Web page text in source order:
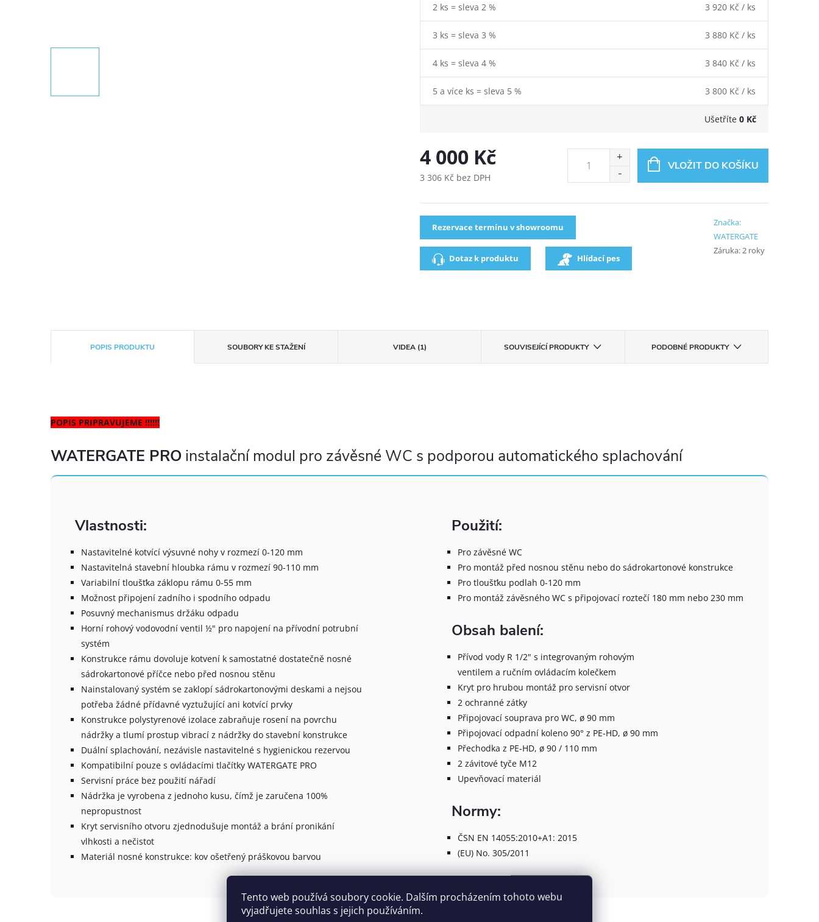
Tento web používá soubory cookie. Dalším procházením tohoto webu
vyjadřujete souhlas s jejich používáním.
2 ks = sleva 2 % 3 920 Kč / ks
3 ks = sleva 3 % 3 880 Kč / ks
4 ks = sleva 4 % 3 840 Kč / ks
5 a více ks = sleva 5 % 3 800 Kč / ks
Ušetříte 0 Kč
4 000 Kč
3 306 Kč bez DPH
VLOŽIT DO KOŠÍKU
Rezervace termínu v showroomu
Dotaz k produktu Hlídací pes
Značka:
WATERGATE
Záruka:2 roky
POPIS PRODUKTU SOUBORY KE STAŽENÍ VIDEA (1) SOUVISEJÍCÍ PRODUKTY PODOBNÉ PRODUKTY
POPIS PRIPRAVUJEME !!!!!!
WATERGATE PRO instalační modul pro závěsné WC s podporou automatického splachování
Vlastnosti:
Nastavitelné kotvící výsuvné nohy v rozmezí 0-120 mm
Nastavitelná stavební hloubka rámu v rozmezí 90-110 mm
Variabilní tloušťka záklopu rámu 0-55 mm
Možnost připojení zadního i spodního odpadu
Posuvný mechanismus držáku odpadu
Horní rohový vodovodní ventil ½" pro napojení na přívodní potrubní
systém
Konstrukce rámu dovoluje kotvení k samostatné dostatečně nosné
sádrokartonové příčce nebo před nosnou stěnu
Nainstalovaný systém se zaklopí sádrokartonovými deskami a nejsou
potřeba žádné přídavné vyztužující ani kotvící prvky
Konstrukce polystyrenové izolace zabraňuje rosení na povrchu
nádržky a tlumí prostup vibrací z nádržky do stavební konstrukce
Duální splachování, nezávisle nastavitelné s hygienickou rezervou
Kompatibilní pouze s ovládacími tlačítky WATERGATE PRO
Servisní práce bez použití nářadí
Nádržka je vyrobena z jednoho kusu, čímž je zaručena 100%
nepropustnost
Kryt servisního otvoru zjednodušuje montáž a brání pronikání
vlhkosti a nečistot
Materiál nosné konstrukce: kov ošetřený práškovou barvou
Použití:
Pro závěsné WC
Pro montáž před nosnou stěnu nebo do sádrokartonové konstrukce
Pro tloušťku podlah 0-120 mm
Pro montáž závěsného WC s připojovací roztečí 180 mm nebo 230 mm
Obsah balení:
Přívod vody R 1/2" s integrovaným rohovým
ventilem a ručním ovládacím kolečkem
Kryt pro hrubou montáž pro servisní otvor
2 ochranné zátky
Připojovací souprava pro WC, ø 90 mm
Připojovací odpadní koleno 90° z PE-HD, ø 90 mm
Přechodka z PE-HD, ø 90 / 110 mm
2 závitové tyče M12
Upevňovací materiál
Normy:
ČSN EN 14055:2010+A1: 2015
(EU) No. 305/2011